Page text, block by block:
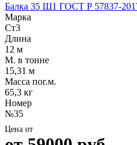
Балка 35 Ш1 ГОСТ Р 57837-
Марка
Ст3
Длина
12 м
М. в тонне
15,31 м
Масса пог.м.
65,3 кг
Номер
№35
Цена от